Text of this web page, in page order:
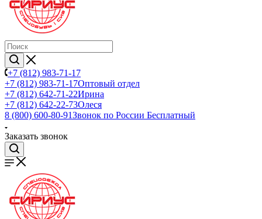
+7 (812) 983-71-17
+7 (812) 983-71-17Оптовый отдел
+7 (812) 642-71-22Ирина
+7 (812) 642-22-73Олеся
8 (800) 600-80-91Звонок по России Бесплатный
Заказать звонок